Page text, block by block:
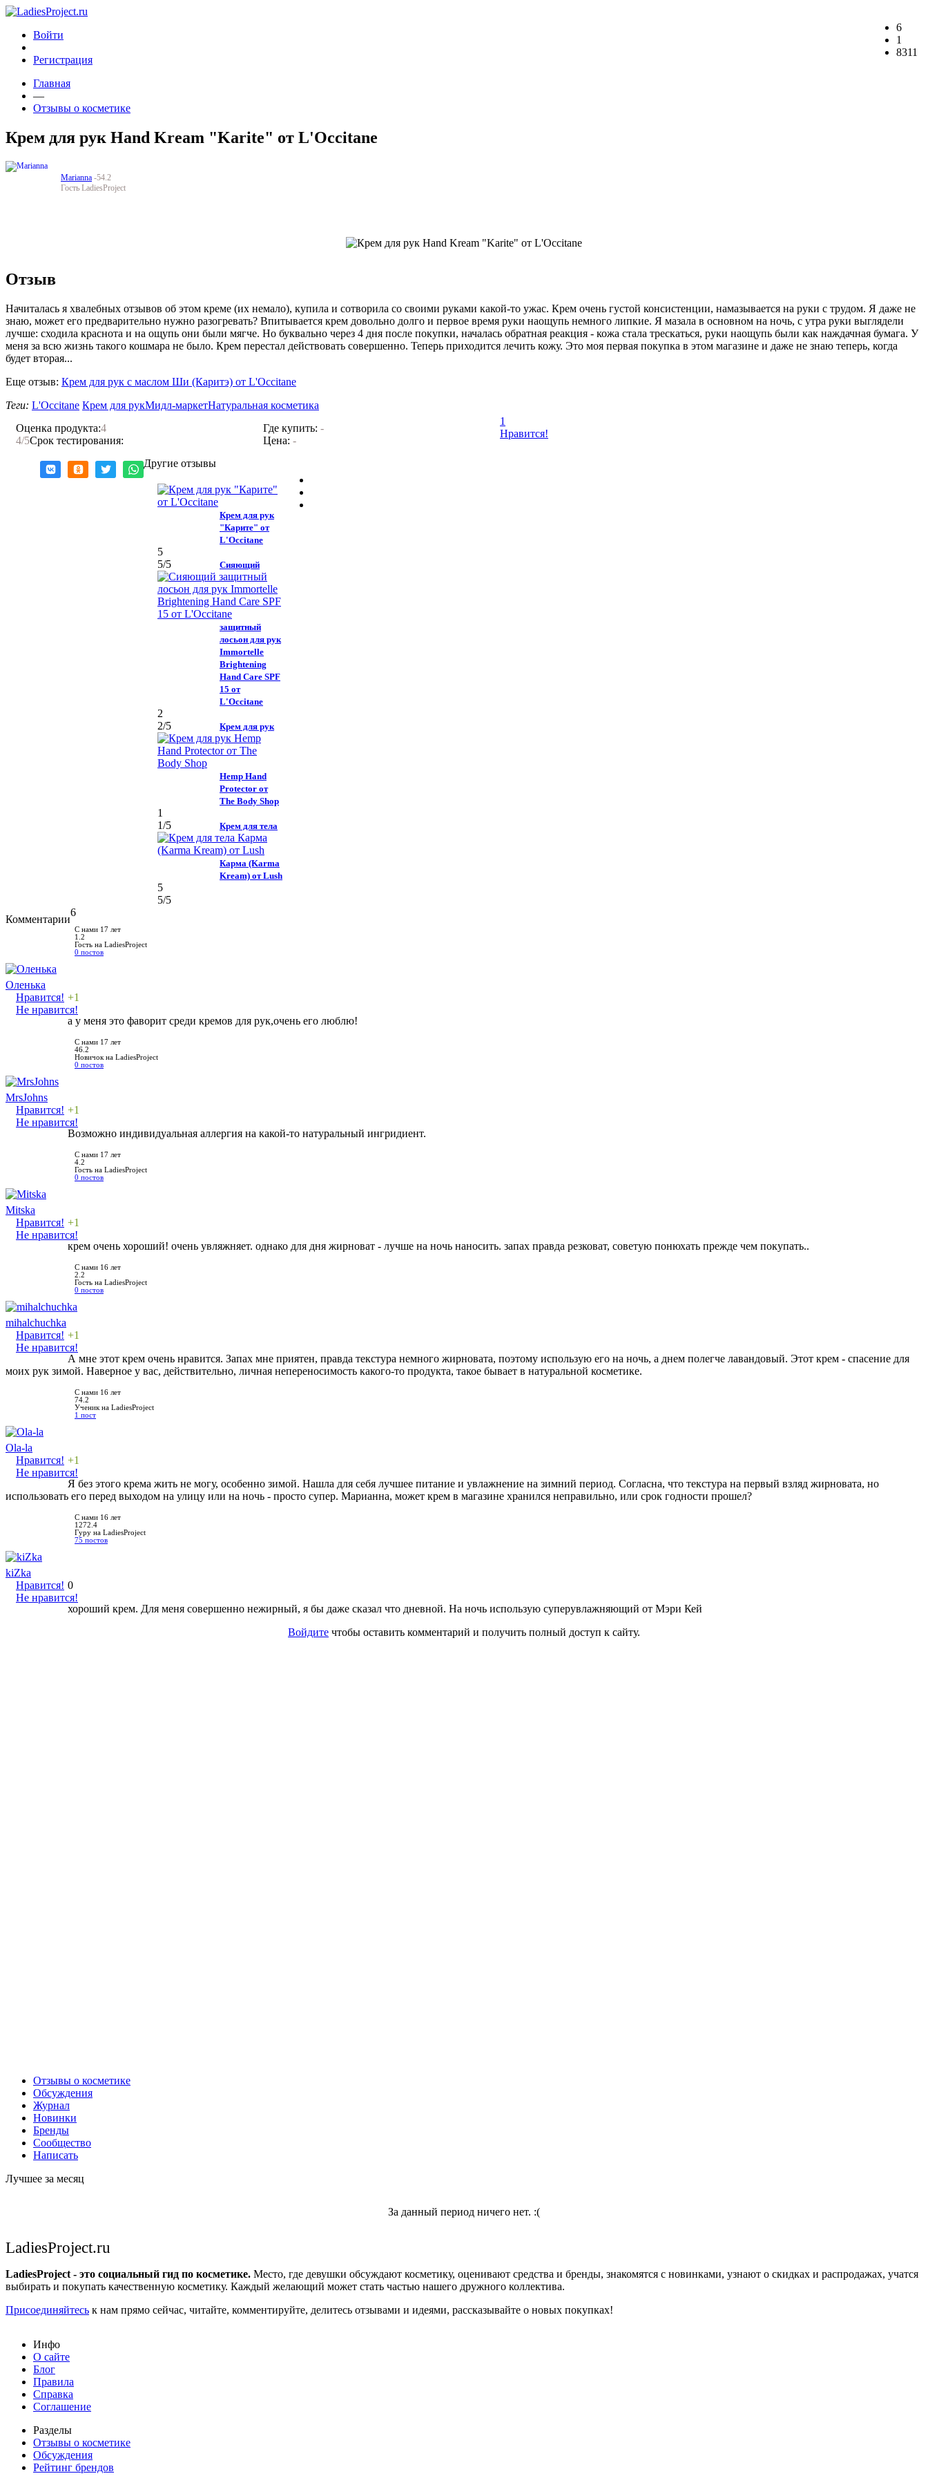
Войти
Регистрация
Главная
—
Отзывы о косметике
Крем для рук Hand Kream "Karite" от L'Occitane
Marianna -54.2
Гость LadiesProject
6
1
8311
Отзыв
Начиталась я хвалебных отзывов об этом креме (их немало), купила и сотворила со своими руками какой-то ужас. Крем очень густой консистенции, намазывается на руки с трудом. Я даже не
знаю, может его предварительно нужно разогревать? Впитывается крем довольно долго и первое время руки наощупь немного липкие. Я мазала в основном на ночь, с утра руки выглядели
лучше: сходила краснота и на ощупь они были мягче. Но буквально через 4 дня после покупки, началась обратная реакция - кожа стала трескаться, руки наощупь были как наждачная бумага. У
меня за всю жизнь такого кошмара не было. Крем перестал действовать совершенно. Теперь приходится лечить кожу. Это моя первая покупка в этом магазине и даже не знаю теперь, когда
будет вторая...
Еще отзыв: Крем для рук с маслом Ши (Каритэ) от L'Occitane
Теги: L'Occitane Крем для рукМидл-маркетНатуральная косметика
Оценка продукта:4
4/5Срок тестирования:
Где купить: -
Цена: -
1
Нравится!
Другие отзывы
Крем для рук
"Карите" от
L'Occitane
5
5/5 Сияющий
защитный
лосьон для рук
Immortelle
Brightening
Hand Care SPF
15 от
L'Occitane
2
2/5 Крем для рук
Hemp Hand
Protector от
The Body Shop
1
1/5 Крем для тела
Карма (Karma
Kream) от Lush
5
5/5
Комментарии
6
С нами 17 лет
1.2
Гость на LadiesProject
0 постов
Оленька
Нравится!
Не нравится!
+1
а у меня это фаворит среди кремов для рук,очень его люблю!
С нами 17 лет
46.2
Новичок на LadiesProject
0 постов
MrsJohns
Нравится!
Не нравится!
+1
Возможно индивидуальная аллергия на какой-то натуральный ингридиент.
С нами 17 лет
4.2
Гость на LadiesProject
0 постов
Mitska
Нравится!
Не нравится!
+1
крем очень хороший! очень увляжняет. однако для дня жирноват - лучше на ночь наносить. запах правда резковат, советую понюхать прежде чем покупать..
С нами 16 лет
2.2
Гость на LadiesProject
0 постов
mihalchuchka
Нравится!
Не нравится!
+1
А мне этот крем очень нравится. Запах мне приятен, правда текстура немного жирновата, поэтому использую его на ночь, а днем полегче лавандовый. Этот крем - спасение для
моих рук зимой. Наверное у вас, действительно, личная непереносимость какого-то продукта, такое бывает в натуральной косметике.
С нами 16 лет
74.2
Ученик на LadiesProject
1 пост
Ola-la
Нравится!
Не нравится!
+1
Я без этого крема жить не могу, особенно зимой. Нашла для себя лучшее питание и увлажнение на зимний период. Согласна, что текстура на первый взляд жирновата, но
использовать его перед выходом на улицу или на ночь - просто супер. Марианна, может крем в магазине хранился неправильно, или срок годности прошел?
С нами 16 лет
1272.4
Гуру на LadiesProject
75 постов
kiZka
Нравится!
Не нравится!
0
хороший крем. Для меня совершенно нежирный, я бы даже сказал что дневной. На ночь использую суперувлажняющий от Мэри Кей
Войдите чтобы оставить комментарий и получить полный доступ к сайту.
Отзывы о косметике
Обсуждения
Журнал
Новинки
Бренды
Сообщество
Написать
Лучшее за месяц
За данный период ничего нет. :(
LadiesProject.ru
LadiesProject - это социальный гид по косметике. Место, где девушки обсуждают косметику, оценивают средства и бренды, знакомятся с новинками, узнают о скидках и распродажах, учатся
выбирать и покупать качественную косметику. Каждый желающий может стать частью нашего дружного коллектива.
Присоединяйтесь к нам прямо сейчас, читайте, комментируйте, делитесь отзывами и идеями, рассказывайте о новых покупках!
Инфо
О сайте
Блог
Правила
Справка
Соглашение
Разделы
Отзывы о косметике
Обсуждения
Рейтинг брендов